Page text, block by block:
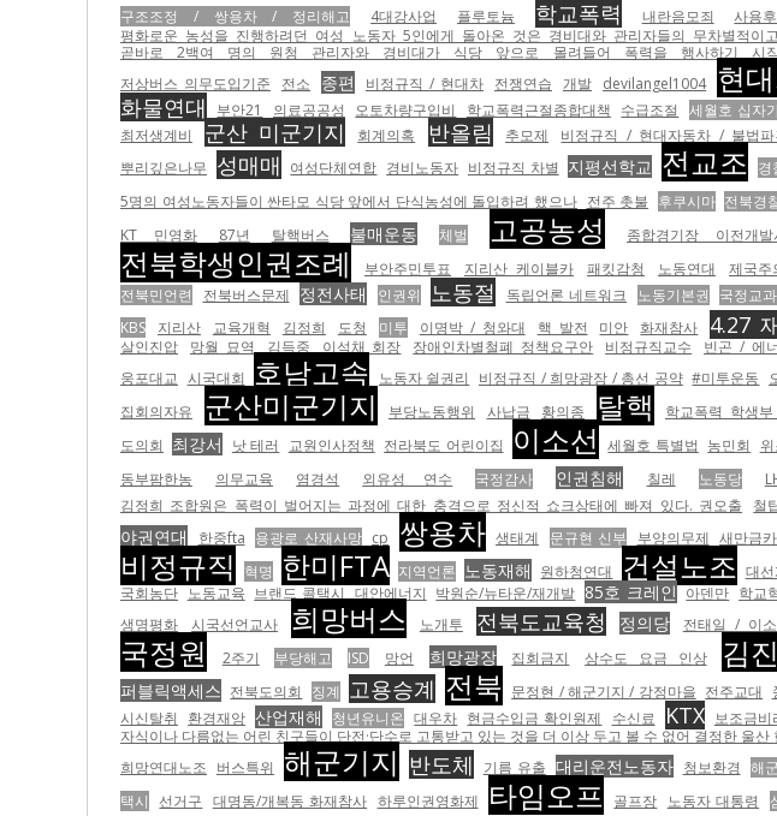
구조조정 / 쌍용차 / 정리해고
4대강사업 플루토늄 학교폭력 내란음모죄 사용
평화로운 농성을 진행하려던 여성 노동자 5인에게 돌아온 것은 경비대와 관리자들의 무차별적
곧바로 2백여 명의 원청 관리자와 경비대가 식당 앞으로 몰려들어 폭력을 행사하기 시
저상버스 의무도입기준
전소 종편 비정규직 / 현대차 전쟁연습 개발 devilangel1004 현
화물연대 부안21 의료공공성 오토차량구입비 학교폭력근절종합대책 수급조절 세월호 십자
최저생계비
군산 미군기지 회계의혹 반올림 추모제 비정규직 / 현대자동차 / 불법파
뿌리깊은나무 성매매 여성단체연합 경비노동자 비정규직 차별 지평선학교 전교조 경
5명의 여성노동자들이 싼타모 식당 앞에서 단식농성에 돌입하려 했으나 전주 촛불 후쿠시마 전북경
KT 민영화 87년 탈핵버스 불매운동 체벌 고공농성 종합경기장 이전개발
전북학생인권조례 부안주민투표 지리산 케이블카 패킷감청 노동연대 제국주
전북민언련
전북버스문제 정전사태 인권위 노동절 독립언론 네트워크 노동기본권 국정교
KBS
지리산 교육개혁 김정희 도청 미투 이명박 / 청와대 핵 발전 미안 화재참사 4.27
살인진압 망월 묘역 김득중 이석채 회장 장애인차별철폐 정책요구안 비정규직교수 빈곤 / 에
웅포대교 시국대회 호남고속 노동자 쉴권리 비정규직 / 희망광장 / 총선 공약 #미투운동
집회의자유
군산미군기지 부당노동행위 사납금 황의종 탈핵 학교폭력 학생
도의회 최강서 낫 테러 교원인사정책 전라북도 어린이집 이소선 세월호 특별법 농민회
동부팜한농
의무교육 염경석 외유성 연수 국정감사 인권침해 칠레 노동당
김정희 조합원은 폭력이 벌어지는 과정에 대한 충격으로 정신적 쇼크상태에 빠져 있다. 권오출 철
야권연대 한중fta 용광로 산재사망 cp 쌍용차 생태계 문규현 신부 부양의무제 새만금
비정규직 혁명 한미FTA 지역언론 노동재해 원하청연대 건설노조 대선
국회농단 노동교육 브랜드 콜택시 대안에너지 박원순/뉴타운/재개발 85호 크레인 아덴만 학교
생명평화
시국선언교사 희망버스 노개투 전북도교육청 정의당 전태일 / 이
국정원 2주기 부당해고 ISD 망언 희망광장 집회금지 상수도 요금 인상 김
퍼블릭액세스 전북도의회 징계 고용승계 전북 문정현 / 해군기지 / 강정마을 전주교대
시신탈취
환경재앙 산업재해 청년유니온 대우차 현금수입금 확인원제 수신료 KTX 보조금비
자식이나 다름없는 어린 친구들이 단전·단수로 고통받고 있는 것을 더 이상 두고 볼 수 없어 결정한 울
희망연대노조 버스특위 해군기지 반도체 기름 유출 대리운전노동자 청보환경 해
택시
선거구 대명동/개복동 화재참사 하루인권영화제 타임오프 골프장 노동자 대통령